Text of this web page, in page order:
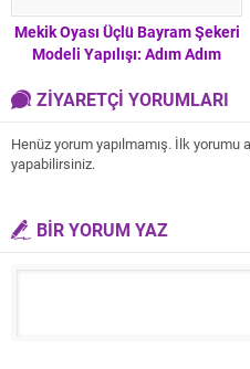
Mekik Oyası Üçlü Bayram Şekeri
Modeli Yapılışı: Adım Adım
ZİYARETÇİ YORUMLARI
Henüz yorum yapılmamış. İlk yorumu
yapabilirsiniz.
BİR YORUM YAZ